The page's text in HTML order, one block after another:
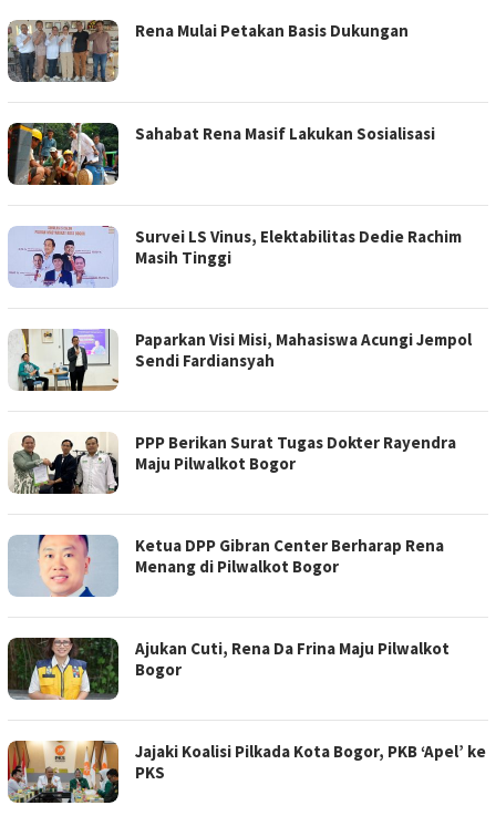
Rena Mulai Petakan Basis Dukungan
Sahabat Rena Masif Lakukan Sosialisasi
Survei LS Vinus, Elektabilitas Dedie Rachim
Masih Tinggi
Paparkan Visi Misi, Mahasiswa Acungi Jempol
Sendi Fardiansyah
PPP Berikan Surat Tugas Dokter Rayendra
Maju Pilwalkot Bogor
Ketua DPP Gibran Center Berharap Rena
Menang di Pilwalkot Bogor
Ajukan Cuti, Rena Da Frina Maju Pilwalkot
Bogor
Jajaki Koalisi Pilkada Kota Bogor, PKB ‘Apel’ ke
PKS